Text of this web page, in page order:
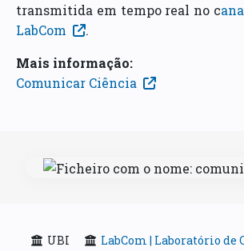
transmitida em tempo real no c
LabCom
.
Mais informação:
Comunicar Ciência
UBI
LabCom | Laboratório de